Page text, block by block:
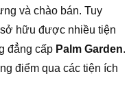
và chào bán. Tuy
hữu được nhiều tiện
đẳng cấp Palm Garden.
điểm qua các tiện ích